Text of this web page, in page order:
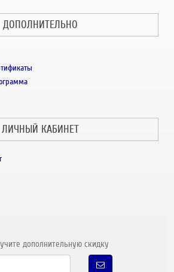
ДОПОЛНИТЕЛЬНО
ЛИЧНЫЙ КАБИНЕТ
дополнительную скидку